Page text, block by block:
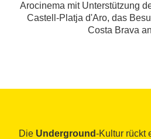
Arocinema mit Unterstützung
Castell-Platja d'Aro, das
Costa Brava
Die Underground-Kultur rückt